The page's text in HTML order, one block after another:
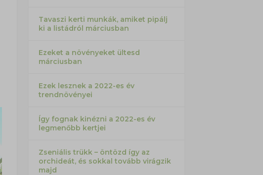
Tavaszi kerti munkák, amiket pipálj
ki a listádról márciusban
Ezeket a növényeket ültesd
márciusban
Ezek lesznek a 2022-es év
trendnövényei
Így fognak kinézni a 2022-es év
legmenőbb kertjei
Zseniális trükk – öntözd így az
orchideát, és sokkal tovább virágzik
majd